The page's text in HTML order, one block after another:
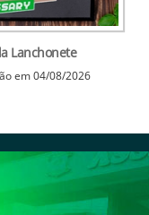
Lanchonete
em 04/08/2026